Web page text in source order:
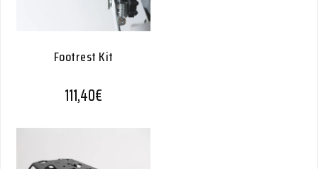
Footrest Kit
111,40€